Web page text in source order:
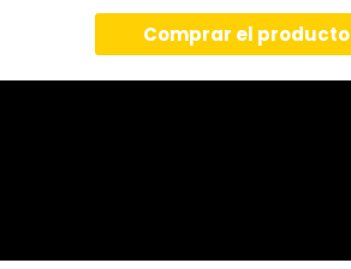
Comprar el producto